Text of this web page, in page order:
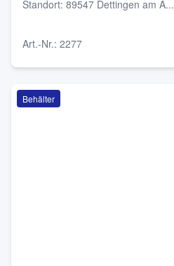
Standort: 89547 Dettingen am A...
Art.-Nr.: 2277
Behälter